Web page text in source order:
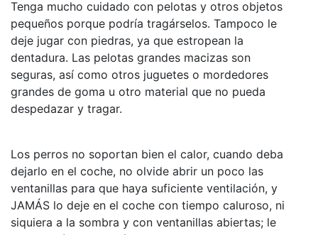
Tenga mucho cuidado con pelotas y otros objetos
pequeños porque podría tragárselos. Tampoco le
deje jugar con piedras, ya que estropean la
dentadura. Las pelotas grandes macizas son
seguras, así como otros juguetes o mordedores
grandes de goma u otro material que no pueda
despedazar y tragar.
Los perros no soportan bien el calor, cuando deba
dejarlo en el coche, no olvide abrir un poco las
ventanillas para que haya suficiente ventilación, y
JAMÁS lo deje en el coche con tiempo caluroso, ni
siquiera a la sombra y con ventanillas abiertas; le